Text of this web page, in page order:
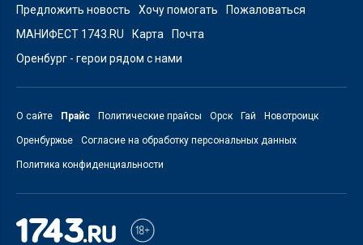
Предложить новость
Хочу помогать
Пожаловаться
МАНИФЕСТ 1743.RU
Карта
Почта
Оренбург - герои рядом с нами
О сайте Прайс Политические прайсы Орск Гай Новотроицк
Оренбуржье Согласие на обработку персональных данных
Политика конфиденциальности